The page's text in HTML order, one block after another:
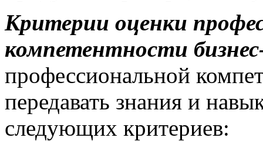
Критерии оценки
компетентности
профессиональной
передавать знания и
следующих критериев: